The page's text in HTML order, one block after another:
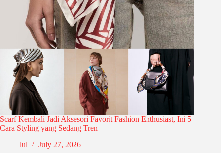
Scarf Kembali Jadi Aksesori Favorit Fashion Enthusiast, Ini 5
Cara Styling yang Sedang Tren
lul
July 27, 2026